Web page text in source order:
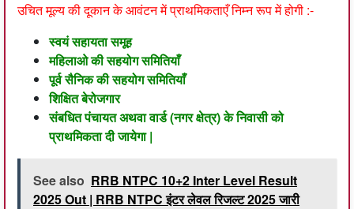
उचित मूल्य की दूकान के आवंटन में प्राथमिकताएँ निम्न रूप में होगी :-
स्वयं सहायता समूह
महिलाओ की सहयोग समितियाँ
पूर्व सैनिक की सहयोग समितियाँ
शिक्षित बेरोजगार
संबधित पंचायत अथवा वार्ड (नगर क्षेत्र) के निवासी को
प्राथमिकता दी जायेगा |
See also RRB NTPC 10+2 Inter Level Result
2025 Out | RRB NTPC इंटर लेवल रिजल्ट 2025 जारी